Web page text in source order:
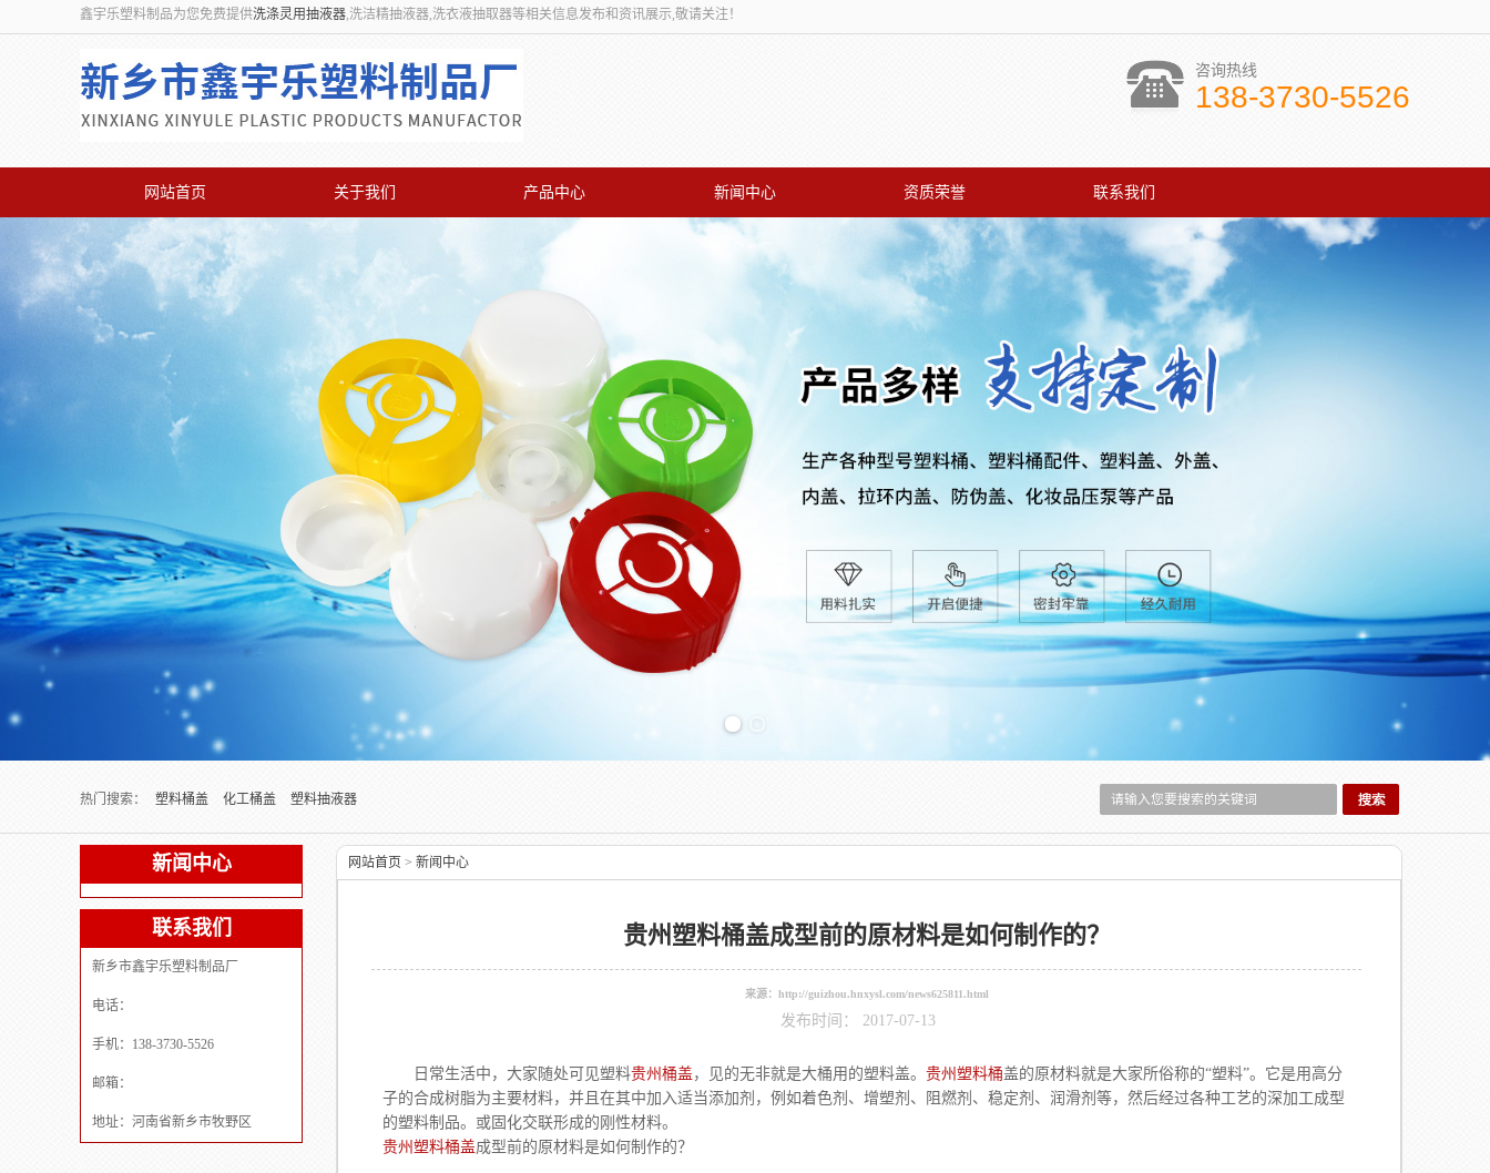
鑫宇乐塑料制品为您免费提供洗涤灵用抽液器,洗洁精抽液器,洗衣液抽取器等相关信息发布和资讯展示,敬请关注！
咨询热线
138-3730-5526
网站首页 关于我们 产品中心 新闻中心 资质荣誉 联系我们
热门搜索：
塑料桶盖 化工桶盖 塑料抽液器
新闻中心
联系我们
新乡市鑫宇乐塑料制品厂
电话：
手机：138-3730-5526
邮箱：
地址：河南省新乡市牧野区
网站首页 > 新闻中心
贵州塑料桶盖成型前的原材料是如何制作的？
来源： http://guizhou.hnxysl.com/news625811.html
发布时间： 2017-07-13
日常生活中，大家随处可见塑料贵州桶盖 ，见的无非就是大桶用的塑料盖。 贵州塑料桶盖的原材料就是大家所俗称的“塑料”。它是用高分
子的合成树脂为主要材料，并且在其中加入适当添加剂，例如着色剂、增塑剂、阻燃剂、稳定剂、润滑剂等，然后经过各种工艺的深加工成型
的塑料制品。或固化交联形成的刚性材料。
贵州塑料桶盖成型前的原材料是如何制作的？